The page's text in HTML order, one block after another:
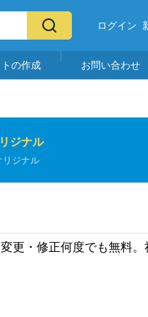
ログイン
の作成 お問い合わせ
ジナル
リジナル
更・修正何度でも無料。